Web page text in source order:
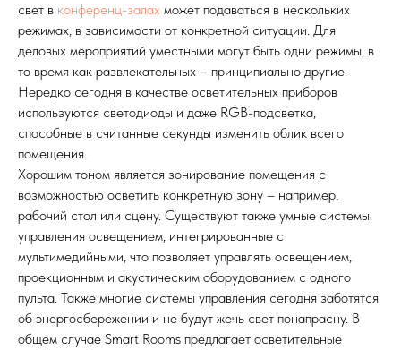
свет в конференц-залах может подаваться в нескольких
режимах, в зависимости от конкретной ситуации. Для
деловых мероприятий уместными могут быть одни режимы, в
то время как развлекательных – принципиально другие.
Нередко сегодня в качестве осветительных приборов
используются светодиоды и даже RGB-подсветка,
способные в считанные секунды изменить облик всего
помещения.
Хорошим тоном является зонирование помещения с
возможностью осветить конкретную зону – например,
рабочий стол или сцену. Существуют также умные системы
управления освещением, интегрированные с
мультимедийными, что позволяет управлять освещением,
проекционным и акустическим оборудованием с одного
пульта. Также многие системы управления сегодня заботятся
об энергосбережении и не будут жечь свет понапрасну. В
общем случае Smart Rooms предлагает осветительные